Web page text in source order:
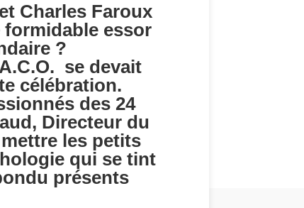
Charles Faroux
essor
?
se devait
célébration.
des 24
Directeur du
les petits
qui se tint
présents